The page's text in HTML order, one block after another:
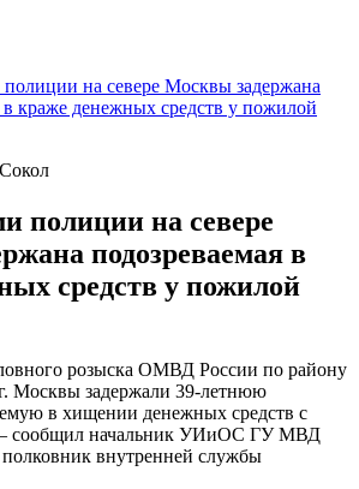
на севере Москвы задержана
в краже денежных средств у пожилой
Сокол
полиции на севере
подозреваемая в
средств у пожилой
розыска ОМВД России по району
Москвы задержали 39-летнюю
в хищении денежных средств с
– сообщил начальник УИиОС ГУ МВД
внутренней службы